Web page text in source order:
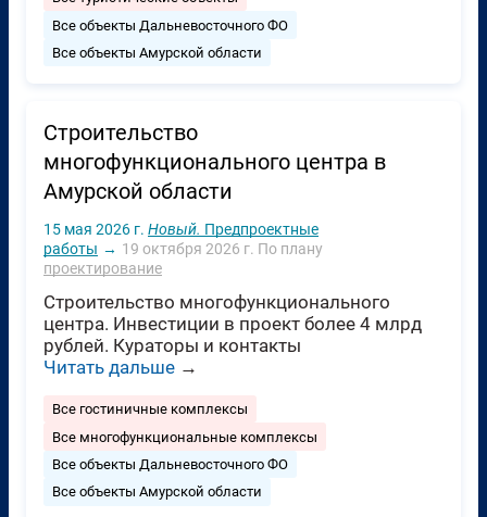
Все объекты Дальневосточного ФО
Все объекты Амурской области
Строительство
многофункционального центра в
Амурской области
15 мая 2026 г. Новый. Предпроектные
работы → 19 октября 2026 г. По плану
проектирование
Строительство многофункционального
центра. Инвестиции в проект более 4 млрд
рублей. Кураторы и контакты
Читать дальше →
Все гостиничные комплексы
Все многофункциональные комплексы
Все объекты Дальневосточного ФО
Все объекты Амурской области